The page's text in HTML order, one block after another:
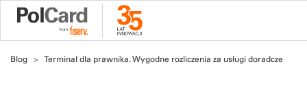
Blog Terminal dla prawnika. Wygodne rozliczenia za usługi doradcze